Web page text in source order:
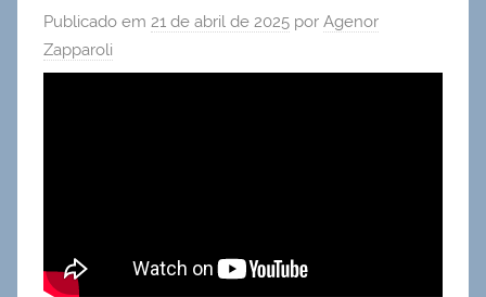
Publicado em 21 de abril de 2025 por Agenor
Zapparoli